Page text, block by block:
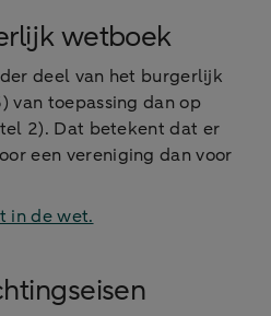
wetboek
deel van het burgerlijk
van toepassing dan op
2). Dat betekent dat er
een vereniging dan voor
in de wet.